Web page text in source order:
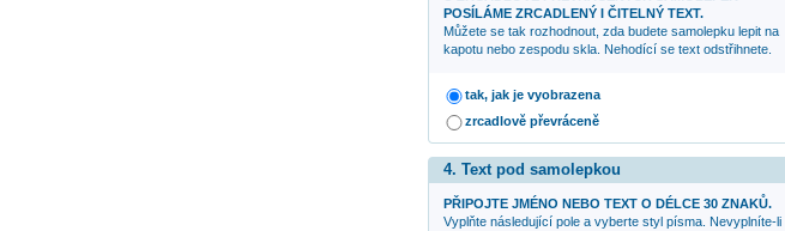
POSÍLÁME ZRCADLENÝ I ČITELNÝ TEXT.
Můžete se tak rozhodnout, zda budete samolepku lepit na
kapotu nebo zespodu skla. Nehodící se text odstřihnete.
tak, jak je vyobrazena
zrcadlově převráceně
4. Text pod samolepkou
PŘIPOJTE JMÉNO NEBO TEXT O DÉLCE 30 ZNAKŮ.
Vyplňte následující pole a vyberte styl písma. Nevyplníte-li